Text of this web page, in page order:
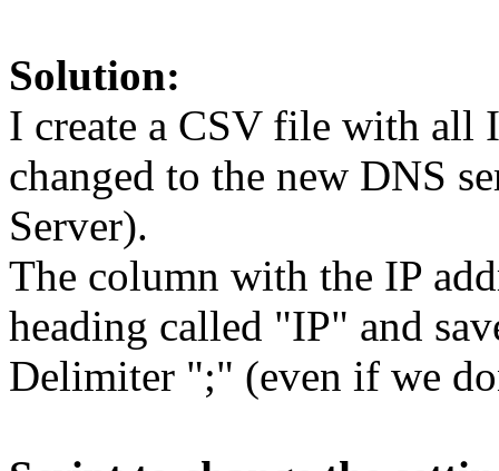
Solution:
I create a CSV file with all
changed to the new DNS
Server).
The column with the IP
heading called "IP" and
Delimiter ";" (even if we